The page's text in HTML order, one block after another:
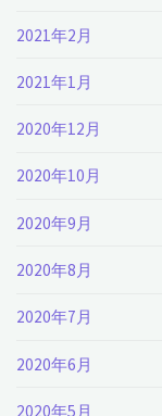
2021年2月
2021年1月
2020年12月
2020年10月
2020年9月
2020年8月
2020年7月
2020年6月
2020年5月